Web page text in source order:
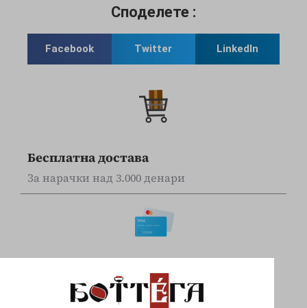
Споделете :
Facebook Twitter LinkedIn
Бесплатна достава
За нарачки над 3.000 денари
Online наплата
Плаќајте сигурно и безбедно со вашите Visa